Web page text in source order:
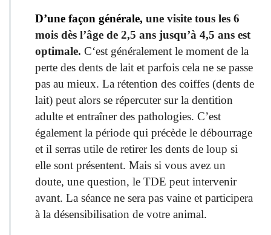
D’une façon générale, une visite tous les 6
mois dès l’âge de 2,5 ans jusqu’à 4,5 ans est
optimale. C‘est généralement le moment de la
perte des dents de lait et parfois cela ne se passe
pas au mieux. La rétention des coiffes (dents de
lait) peut alors se répercuter sur la dentition
adulte et entraîner des pathologies. C’est
également la période qui précède le débourrage
et il serras utile de retirer les dents de loup si
elle sont présentent. Mais si vous avez un
doute, une question, le TDE peut intervenir
avant. La séance ne sera pas vaine et participera
à la désensibilisation de votre animal.